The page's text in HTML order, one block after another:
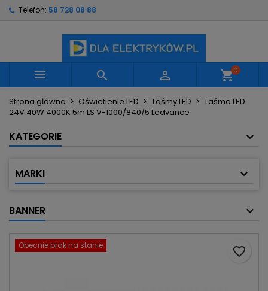
Telefon: 58 728 08 88
   shopping_cart0
Strona główna Oświetlenie LED Taśmy LED
Taśma LED
24V 40W 4000K 5m LS V-1000/840/5 Ledvance
KATEGORIE
MARKI
BANNER
Obecnie brak na stanie favorite_border
Utwórz nową listę
Nazwa listy życzeń
Anuluj Utwórz listę życzeń
Musisz być zalogowany by zapisać produkty na
swojej liście życzeń.
Anuluj Zaloguj się